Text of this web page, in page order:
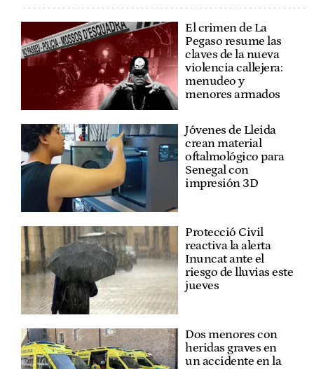
El crimen de La
Pegaso resume las
claves de la nueva
violencia callejera:
menudeo y
menores armados
Jóvenes de Lleida
crean material
oftalmológico para
Senegal con
impresión 3D
Protecció Civil
reactiva la alerta
Inuncat ante el
riesgo de lluvias este
jueves
Dos menores con
heridas graves en
un accidente en la